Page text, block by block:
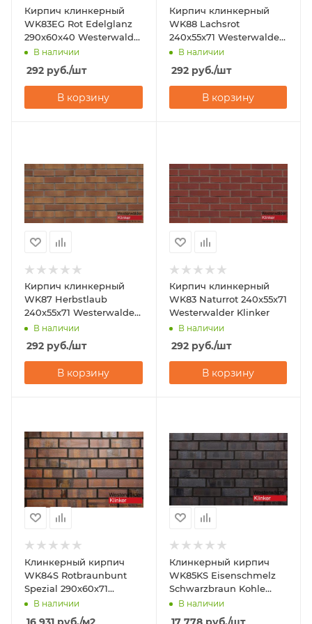
Кирпич клинкерный
WK83EG Rot Edelglanz
290x60x40 Westerwalder
Klinker
В наличии
292 руб./шт
В корзину
Кирпич клинкерный
WK88 Lachsrot
240x55x71 Westerwalder
Klinker
В наличии
292руб./шт
В корзину
Кирпич клинкерный
WK87 Herbstlaub
240x55x71 Westerwalder
Klinker
В наличии
292 руб./шт
В корзину
Кирпич клинкерный
WK83 Naturrot 240x55x71
Westerwalder Klinker
В наличии
292руб./шт
В корзину
Клинкерный кирпич
WK84S Rotbraunbunt
Spezial 290x60x71
Westerwalder Klinker
В наличии
Клинкерный кирпич
WK85KS Eisenschmelz
Schwarzbraun Kohle
Spezial 290x60x71
Westerwalder Klinker
В наличии